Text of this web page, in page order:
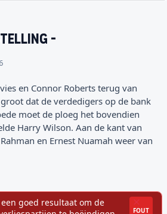
-
en Connor Roberts terug van
dat de verdedigers op de bank
moet de ploeg het bovendien
Harry Wilson. Aan de kant van
en Ernest Nuamah weer van
goed resultaat om de
FOUT